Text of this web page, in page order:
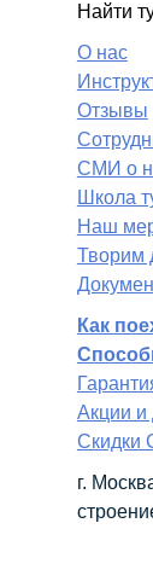
Найти
О нас
Отзывы
СМИ о
Школа
Наш
Творим
Как
Акции
Скидки
г.